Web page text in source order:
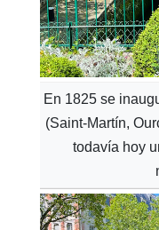
En 1825 se
(Saint-Martín,
todavía hoy